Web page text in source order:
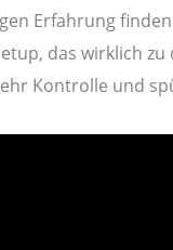
Erfahrung
das wirklich
Kontrolle und